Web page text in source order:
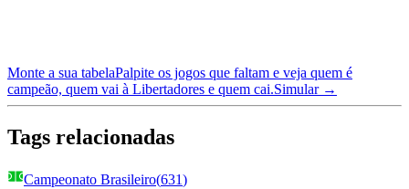
Monte a sua tabelaPalpite os jogos que faltam e veja quem é
campeão, quem vai à Libertadores e quem cai.Simular →
Tags relacionadas
Campeonato Brasileiro(631)